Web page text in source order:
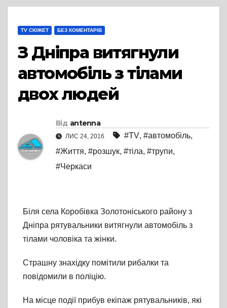
TV СЮЖЕТ БЕЗ КОМЕНТАРІВ
З Дніпра витягнули
автомобіль з тілами
двох людей
Від antenna
ЛИС 24, 2016 #TV, #автомобіль,
#Життя, #розшук, #тіла, #трупи,
#Черкаси
Біля села Коробівка Золотоніського району з
Дніпра рятувальники витягнули автомобіль з
тілами чоловіка та жінки.
Страшну знахідку помітили рибалки та
повідомили в поліцію.
На місце події прибув екіпаж рятувальників, які